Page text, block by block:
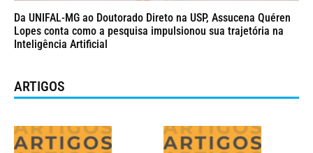
Da UNIFAL-MG ao Doutorado Direto na USP, Assucena Quéren
Lopes conta como a pesquisa impulsionou sua trajetória na
Inteligência Artificial
ARTIGOS